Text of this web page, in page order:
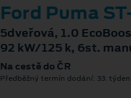
Ford Puma
5dveřová, 1.0
92 kW/125 k, 6st.
Na cestě do ČR
Předběžný termín dodání: 33.